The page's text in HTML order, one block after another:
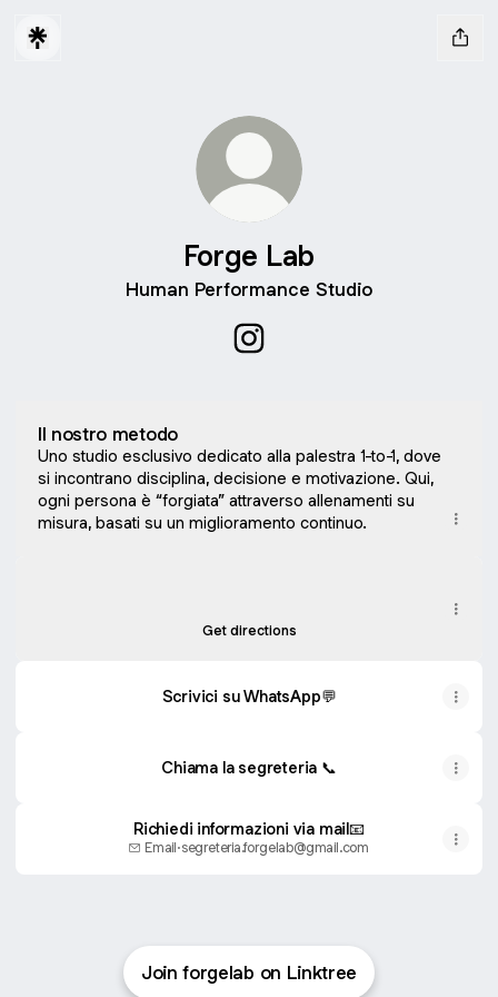
Forge Lab
Human Performance Studio
Il nostro metodo
Uno studio esclusivo dedicato alla palestra 1-to-1, dove
si incontrano disciplina, decisione e motivazione. Qui,
ogni persona è “forgiata” attraverso allenamenti su
misura, basati su un miglioramento continuo.
Get directions
Scrivici su WhatsApp💬​
Chiama la segreteria 📞​
Richiedi informazioni via mail📧​
Email·segreteria.forgelab@gmail.com
Join forgelab on Linktree